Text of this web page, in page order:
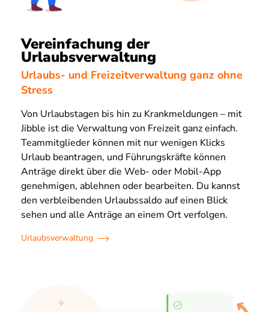
Vereinfachung der
Urlaubsverwaltung
Urlaubs- und Freizeitverwaltung ganz ohne
Stress
Von Urlaubstagen bis hin zu Krankmeldungen – mit
Jibble ist die Verwaltung von Freizeit ganz einfach.
Teammitglieder können mit nur wenigen Klicks
Urlaub beantragen, und Führungskräfte können
Anträge direkt über die Web- oder Mobil-App
genehmigen, ablehnen oder bearbeiten. Du kannst
den verbleibenden Urlaubssaldo auf einen Blick
sehen und alle Anträge an einem Ort verfolgen.
Urlaubsverwaltung